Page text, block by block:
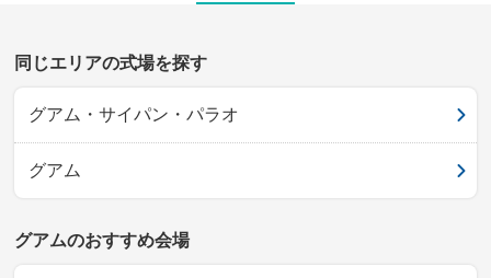
同じエリアの式場を探す
グアム・サイパン・パラオ
グアム
グアムのおすすめ会場